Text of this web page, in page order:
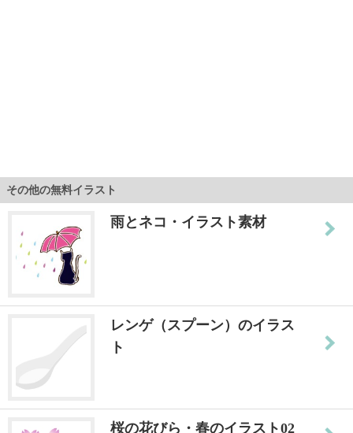
その他の無料イラスト
雨とネコ・イラスト素材
レンゲ（スプーン）のイラス
ト
桜の花びら・春のイラスト02